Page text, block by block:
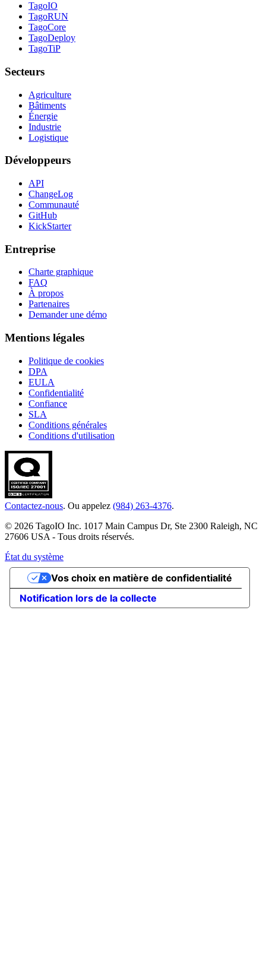
TagoIO
TagoRUN
TagoCore
TagoDeploy
TagoTiP
Secteurs
Agriculture
Bâtiments
Énergie
Industrie
Logistique
Développeurs
API
ChangeLog
Communauté
GitHub
KickStarter
Entreprise
Charte graphique
FAQ
À propos
Partenaires
Demander une démo
Mentions légales
Politique de cookies
DPA
EULA
Confidentialité
Confiance
SLA
Conditions générales
Conditions d'utilisation
Contactez-nous. Ou appelez (984) 263-4376.
© 2026 TagoIO Inc. 1017 Main Campus Dr, Ste 2300 Raleigh, NC
27606 USA - Tous droits réservés.
État du système
Notification lors de la collecte
Vos choix en matière de confidentialité